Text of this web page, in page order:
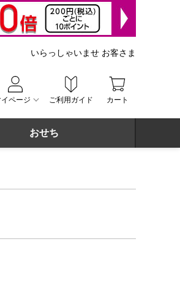
イページ ご利用ガイド カート
いらっしゃいませ お客さま
おせち